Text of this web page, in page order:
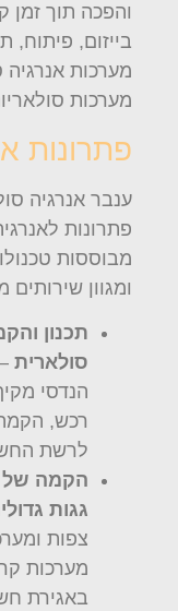
והפכה תוך
בייזום,
מערכות
מערכות סולאריות
פתרונות
ענבר אנרגיה
פתרונות
מבוססות
ומגוון שירותים
תכנון
סולארית
הנדסי
רכש,
לרשת
הקמה של
גגות גדולים (5,000
צפות
מערכות
באגירת